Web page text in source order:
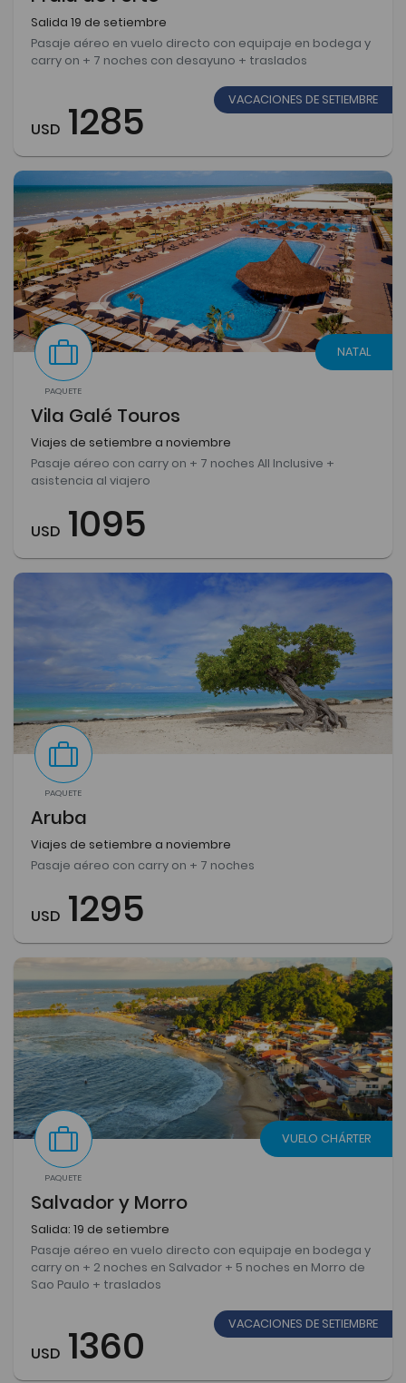
Salida 19 de setiembre
Pasaje aéreo en vuelo directo con equipaje en bodega y
carry on + 7 noches con desayuno + traslados
VACACIONES DE SETIEMBRE
USD 1285
PAQUETE
NATAL
Vila Galé Touros
Viajes de setiembre a noviembre
Pasaje aéreo con carry on + 7 noches All Inclusive +
asistencia al viajero
USD 1095
PAQUETE
Aruba
Viajes de setiembre a noviembre
Pasaje aéreo con carry on + 7 noches
USD 1295
PAQUETE
VUELO CHÁRTER
Salvador y Morro
Salida: 19 de setiembre
Pasaje aéreo en vuelo directo con equipaje en bodega y
carry on + 2 noches en Salvador + 5 noches en Morro de
Sao Paulo + traslados
VACACIONES DE SETIEMBRE
USD 1360